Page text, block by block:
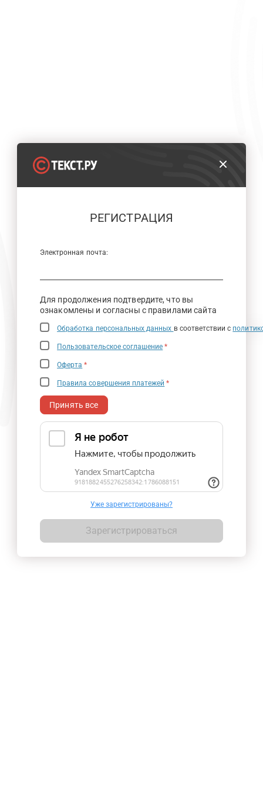
РЕГИСТРАЦИЯ
Электронная почта:
Для продолжения подтвердите, что вы
ознакомлены и согласны с правилами сайта
Обработка персональных данных в соответствии с
Пользовательское соглашение *
Оферта *
Правила совершения платежей *
Принять все
Уже зарегистрированы?
Зарегистрироваться